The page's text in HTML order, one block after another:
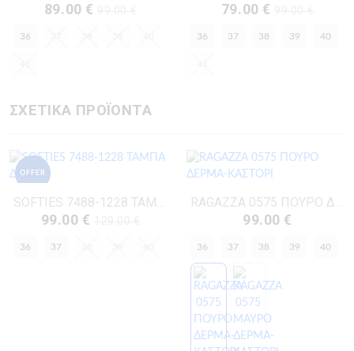
89.00 €
36
79.00 €
36 37 38 39 40
ΣΧΕΤΙΚΑ ΠΡΟΪΟΝΤΑ
OFFER
SOFTIES 7488-1228 ΤΑΜΠΑ ΔΕΡΜΑ
99.00 €
36 37
RAGAZZA 0575 ΠΟΥΡΟ ΔΕΡΜΑ-ΚΑΣΤΟΡΙ
99.00 €
36 37 38 39 40